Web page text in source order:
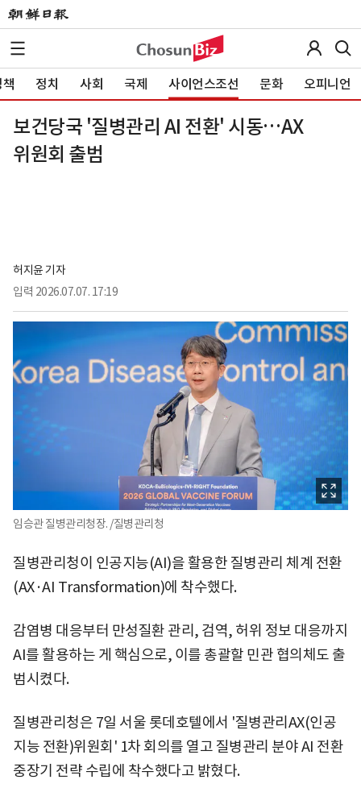
정치 사회 국제 사이언스조선 문화 오피니언
보건당국 '질병관리 AI 전환' 시동…AX
위원회 출범
허지윤 기자
입력 2026.07.07. 17:19
임승관 질병관리청장. /질병관리청
질병관리청이 인공지능(AI)을 활용한 질병관리 체계 전환
(AX·AI Transformation)에 착수했다.
감염병 대응부터 만성질환 관리, 검역, 허위 정보 대응까지
AI를 활용하는 게 핵심으로, 이를 총괄할 민관 협의체도 출
범시켰다.
질병관리청은 7일 서울 롯데호텔에서 '질병관리AX(인공
지능 전환)위원회' 1차 회의를 열고 질병관리 분야 AI 전환
중장기 전략 수립에 착수했다고 밝혔다.